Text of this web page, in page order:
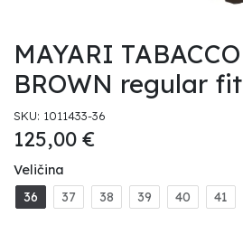
MAYARI TABACCO
BROWN regular fit
SKU: 1011433-36
125,00 €
Veličina
36
37 38 39 40 41